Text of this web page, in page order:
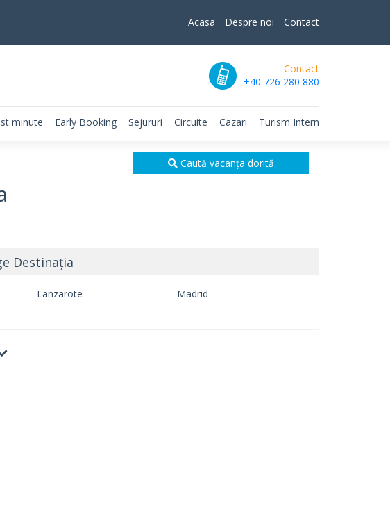
Acasa Despre noi Contact
Contact
+40 726 280 880
minute Early Booking Sejururi Circuite Cazari Turism Intern
Caută vacanța dorită
Destinația
Lanzarote
Madrid